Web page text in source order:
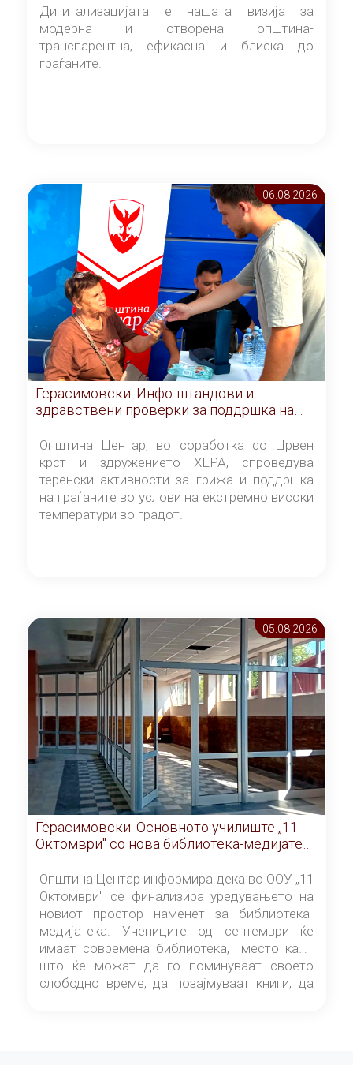
Дигитализацијата е нашата визија за
модерна и отворена општина-
транспарентна, ефикасна и блиска до
граѓаните.
06.08 2026
Герасимовски: Инфо-штандови и
здравствени проверки за поддршка на
граѓаните во услови на топлотен бран
Општина Центар, во соработка со Црвен
крст и здружението ХЕРА, спроведува
теренски активности за грижа и поддршка
на граѓаните во услови на екстремно високи
температури во градот.
05.08 2026
Герасимовски: Основното училиште „11
Октомври" со нова библиотека-медијатека
од септември
Општина Центар информира дека во ООУ „11
Октомври" се финализира уредувањето на
новиот простор наменет за библиотека-
медијатека. Учениците од септември ќе
имаат современа библиотека, место каде
што ќе можат да го поминуваат своето
слободно време, да позајмуваат книги, да